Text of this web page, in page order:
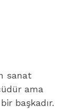
sanat
ama
başkadır.